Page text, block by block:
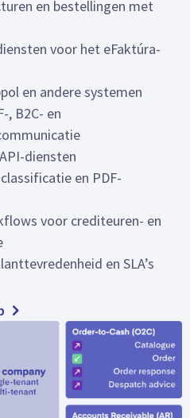
en bestellingen met
voor het eFaktúra-
en andere systemen
, B2C- en
diensten
en PDF-
voor crediteuren- en
en SLA’s